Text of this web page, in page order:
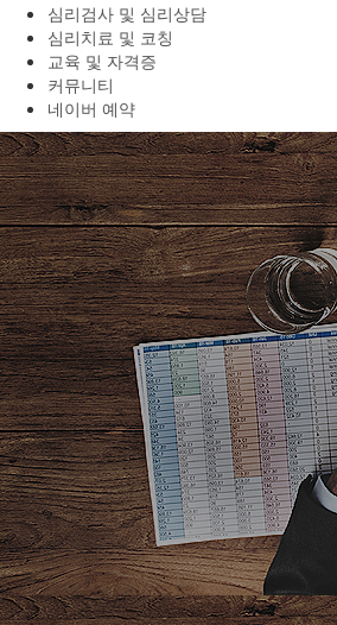
심리검사 및 심리상담
심리치료 및 코칭
교육 및 자격증
커뮤니티
네이버 예약